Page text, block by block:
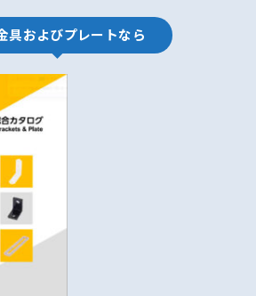
具およびプレートなら